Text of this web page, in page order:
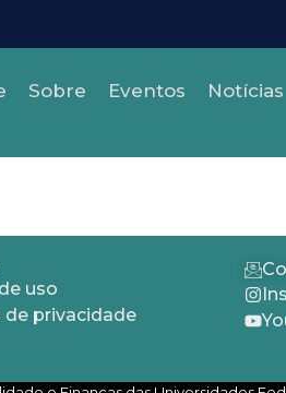
Sobre Eventos Notícias
uso
de privacidade